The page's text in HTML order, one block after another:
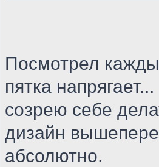
Посмотрел
пятка
созрею себе
дизайн
абсолютно.